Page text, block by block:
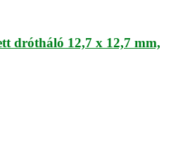
drótháló 12,7 x 12,7 mm,